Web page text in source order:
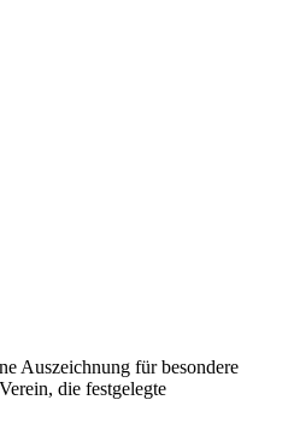
Auszeichnung für besondere
die festgelegte